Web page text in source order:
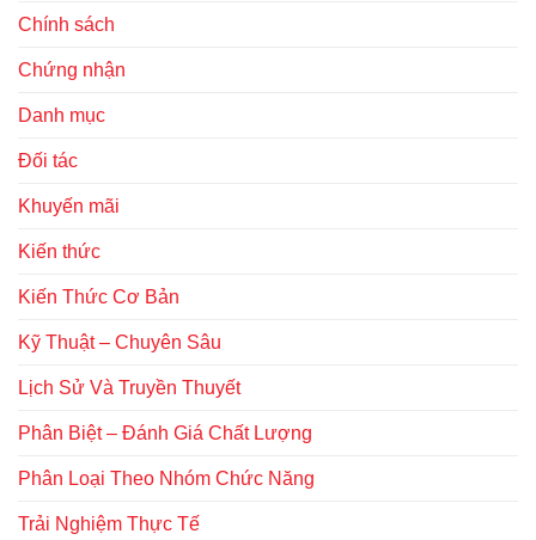
Chính sách
Chứng nhận
Danh mục
Đối tác
Khuyến mãi
Kiến thức
Kiến Thức Cơ Bản
Kỹ Thuật – Chuyên Sâu
Lịch Sử Và Truyền Thuyết
Phân Biệt – Đánh Giá Chất Lượng
Phân Loại Theo Nhóm Chức Năng
Trải Nghiệm Thực Tế